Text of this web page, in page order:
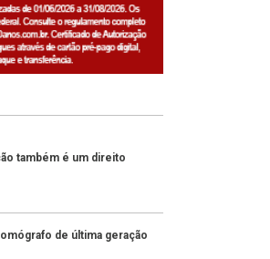
também é um direito
de última geração